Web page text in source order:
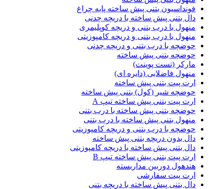
فونداسیون بتنی پیش ساخته پایه چراغ
دال بتنی پیش ساخته با دریچه چدنی
منهول با درب بتنی و دریچه کوپلیمری
منهول با درب بتنی و دریچه کامپوزیتی
حوضچه با درب بتنی و دریچه چدنی
حوضچه بتنی پیش ساخته
مارکر (تست پوینت)
منهول فاضلابی (دایره ای)
ارت پیت بتنی پیش ساخته
حوضچه شیر (کول) بتنی پیش ساخته
ارت پیت بتنی پیش ساخته تیپ A
حوضچه بتنی پیش ساخته با درب بتنی
منهول بتنی پیش ساخته با درب بتنی
حوضچه با درب بتنی و دریچه کامپوزیتی
دال بدون دریچه بتنی پیش ساخته
دال بتنی پیش ساخته با دریچه کامپوزیتی
ارت پیت بتنی پیش ساخته تیپ B
هندهول دوربین مداربسته
ارت پیت سفارشی
دال بتنی پیش ساخته با دریچه بتنی